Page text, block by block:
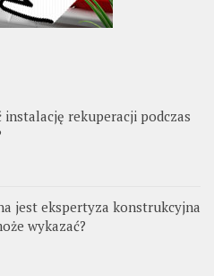
instalację rekuperacji podczas
jest ekspertyza konstrukcyjna
wykazać?